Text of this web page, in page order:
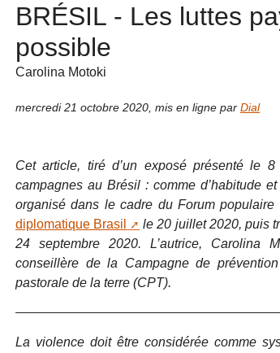
BRÉSIL - Les luttes
possible
Carolina Motoki
mercredi 21 octobre 2020 mis en ligne par Dial
Cet article, tiré d’un exposé présenté le
campagnes au Brésil : comme d’habitude
organisé dans le cadre du Forum
diplomatique Brasil
le 20 juillet 2020, puis
24 septembre 2020. L’autrice, Carolina
conseillère de la Campagne de
pastorale de la terre (CPT).
La violence doit être considérée comme